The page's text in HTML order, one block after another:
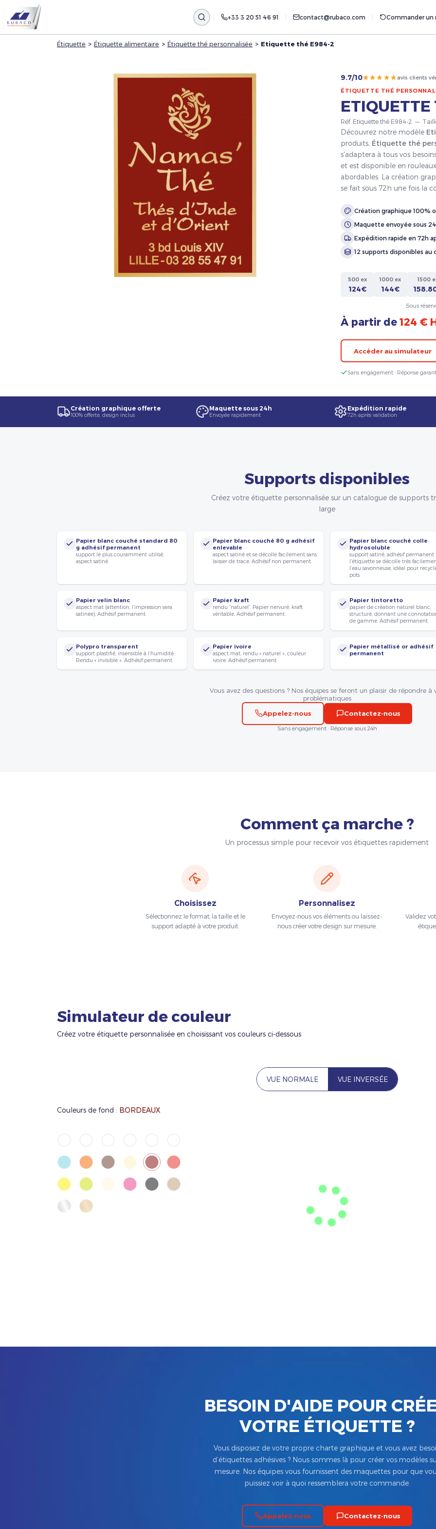
+33 3 20 51 46 91 contact@rubaco.com Commander un
Étiquette > Étiquette alimentaire > Étiquette thé personnalisée > Etiquette thé E984-2
9.7/10★★★★★avis clients
ÉTIQUETTE THÉ
Réf. Etiquette thé E984-2 —
Découvrez notre modèle
produits, Étiquette thé
s'adaptera à tous vos
et est disponible en
abordables. La création
se fait sous 72h une fois la
Création graphique 100%
Maquette envoyée sous
Expédition rapide en 72h
12 supports disponibles au
500 ex
124€
1000 ex
144€
1500
Sous
À partir de 124 €
Accéder au simulateur
Sans engagement · Réponse
Création graphique offerte
100% offerte, design inclus
Maquette sous 24h
Envoyée rapidement
Expédition rapide
72h après validation
Supports disponibles
Créez votre étiquette personnalisée sur un catalogue de supports
large
Papier blanc couché standard 80
g adhésif permanent
support le plus couramment utilisé,
aspect satiné.
Papier blanc couché 80 g adhésif
enlevable
aspect satiné et se décolle facilement sans
laisser de trace. Adhésif non permanent.
Papier blanc couché colle
hydrosoluble
support satiné, adhésif permanent
l’étiquette se décolle très
l’eau savonneuse, idéal pour
pots.
Papier velin blanc
aspect mat (attention, l’impression sera
satinée). Adhésif permanent.
Papier kraft
rendu “naturel”. Papier nervuré, kraft
véritable. Adhésif permanent.
Papier tintoretto
papier de création naturel blanc,
structuré, donnant une
de gamme. Adhésif permanent.
Polypro transparent
support plastifié, insensible à l’humidité.
Rendu « invisible ». Adhésif permanent.
Papier ivoire
aspect mat, rendu « naturel », couleur
ivoire. Adhésif permanent.
Papier métallisé or adhésif
permanent
Vous avez des questions ? Nos équipes se feront un plaisir de répondre à
problématiques
Appelez-nous
Contactez-nous
Sans engagement · Réponse sous 24h
Comment ça marche ?
Un processus simple pour recevoir vos étiquettes rapidement
Choisissez
Sélectionnez le format, la taille et le
support adapté à votre produit.
Personnalisez
Envoyez-nous vos éléments ou laissez-
nous créer votre design sur mesure.
Validez
Simulateur de couleur
Créez votre étiquette personnalisée en choisissant vos couleurs ci-dessous
VUE NORMALE VUE INVERSÉE
Couleurs de fond : BORDEAUX
BESOIN D'AIDE POUR
VOTRE ÉTIQUETTE ?
Vous disposez de votre propre charte graphique et vous avez
d’étiquettes adhésives ? Nous sommes là pour créer vos modèles
mesure. Nos équipes vous fournissent des maquettes pour que
puissiez voir à quoi ressemblera votre commande.
Appelez-nous Contactez-nous